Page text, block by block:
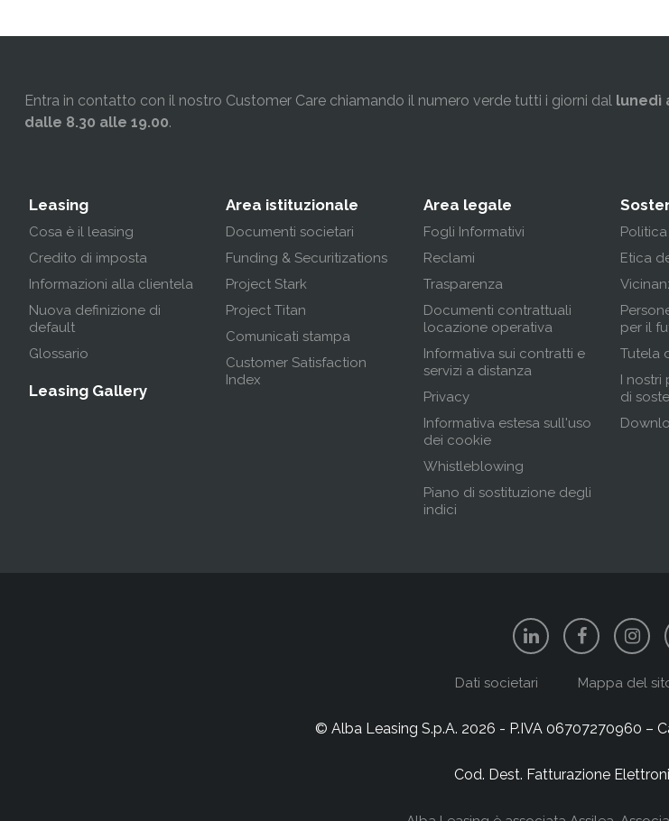
Entra in contatto con il nostro Customer Care chiamando il numero verde tutti i giorni dal lunedì
dalle 8.30 alle 19.00.
Leasing
Cosa è il leasing
Credito di imposta
Informazioni alla clientela
Nuova definizione di
default
Glossario
Leasing Gallery
Area istituzionale
Documenti societari
Funding & Securitizations
Project Stark
Project Titan
Comunicati stampa
Customer Satisfaction
Index
Area legale
Fogli Informativi
Reclami
Trasparenza
Documenti contrattuali
locazione operativa
Informativa sui contratti e
servizi a distanza
Privacy
Informativa estesa sull'uso
dei cookie
Whistleblowing
Piano di sostituzione degli
indici
Etica
per il
Tutela
I nostri
di
Dati societari Mappa del
© Alba Leasing S.p.A. 2026 - P.IVA 06707270960 –
Cod. Dest. Fatturazione